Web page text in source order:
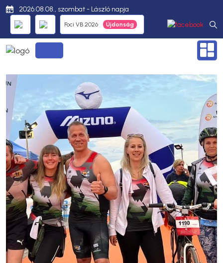
2026.08.08., szombat - László napja
Foci VB 2026